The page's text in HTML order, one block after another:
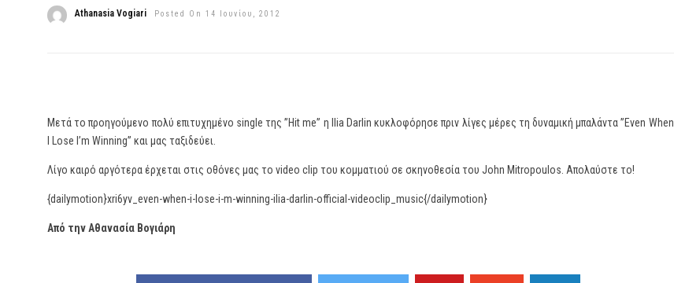
Athanasia Vogiari Posted On 14 Ιουνίου, 2012
Μετά το προηγούμενο πολύ επιτυχημένο single της ”Hit me” η Ilia Darlin κυκλοφόρησε πριν λίγες μέρες τη δυναμική μπαλάντα ”Even When
I Lose I’m Winning” και μας ταξιδεύει.
Λίγο καιρό αργότερα έρχεται στις οθόνες μας το video clip του κομματιού σε σκηνοθεσία του John Mitropoulos. Απολαύστε το!
{dailymotion}xri6yv_even-when-i-lose-i-m-winning-ilia-darlin-official-videoclip_music{/dailymotion}
Από την Αθανασία Βογιάρη